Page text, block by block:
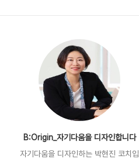
B:Origin_자기다움을 디자인합니다
자기다움을 디자인하는 박현진 코치입